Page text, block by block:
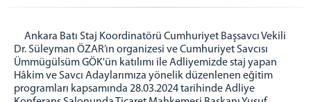
Adli Destek ve Mağdur Hizmetleri Müdürlüğü
Medya İletişim Bürosu
Vergi Numaramız
Faaliyet Raporu
Ankara Batı Staj Koordinatörü Cumhuriyet Başsavcı Vekili
Dr. Süleyman ÖZAR’ın organizesi ve Cumhuriyet Savcısı
Ümmügülsüm GÖK'ün katılımı ile Adliyemizde staj yapan
Hâkim ve Savcı Adaylarımıza yönelik düzenlenen eğitim
programları kapsamında 28.03.2024 tarihinde Adliye